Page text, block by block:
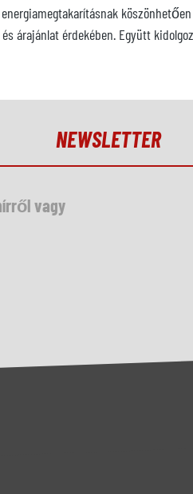
köszönhetően
árajánlat érdekében. Együtt
NEWSLETTER
vagy